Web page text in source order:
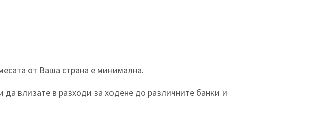
от Ваша страна е минимална.
да влизате в разходи за ходене до различните банки и